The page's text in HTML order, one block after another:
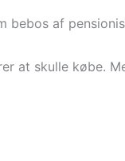
bebos af
at skulle